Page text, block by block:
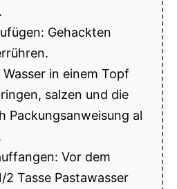
Gehackten
in einem Topf
salzen und die
Packungsanweisung al
Vor dem
2 Tasse Pastawasser